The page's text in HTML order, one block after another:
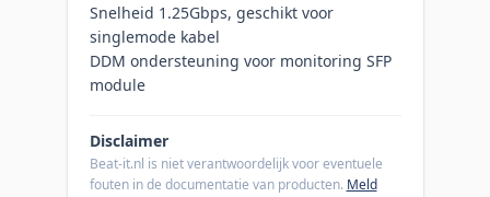
Snelheid 1.25Gbps, geschikt voor
singlemode kabel
DDM ondersteuning voor monitoring SFP
module
Disclaimer
Beat-it.nl is niet verantwoordelijk voor eventuele
fouten in de documentatie van producten. Meld